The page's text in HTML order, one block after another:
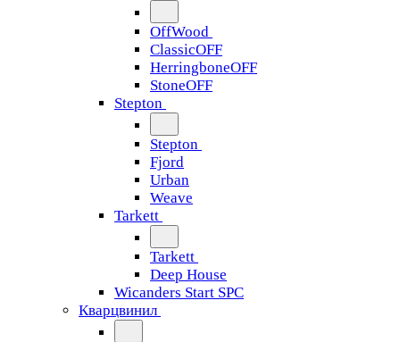
OffWood
ClassicOFF
HerringboneOFF
StoneOFF
Stepton
Stepton
Fjord
Urban
Weave
Tarkett
Tarkett
Deep House
Wicanders Start SPC
Кварцвинил